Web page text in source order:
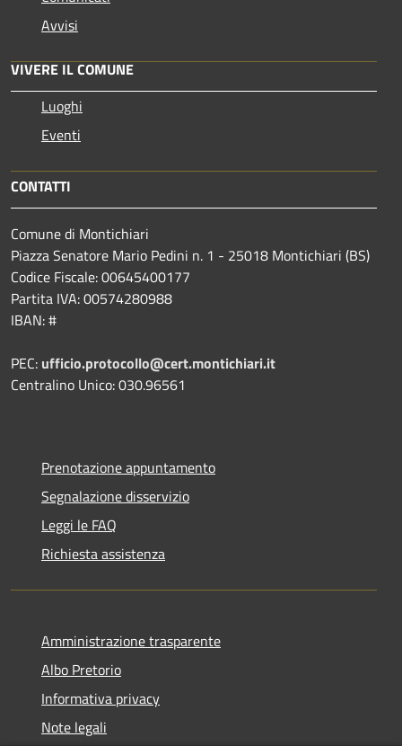
Avvisi
VIVERE IL COMUNE
Luoghi
Eventi
CONTATTI
Comune di Montichiari
Piazza Senatore Mario Pedini n. 1 - 25018 Montichiari (BS)
Codice Fiscale: 00645400177
Partita IVA: 00574280988
IBAN: #
PEC: ufficio.protocollo@cert.montichiari.it
Centralino Unico: 030.96561
Prenotazione appuntamento
Segnalazione disservizio
Leggi le FAQ
Richiesta assistenza
Amministrazione trasparente
Albo Pretorio
Informativa privacy
Note legali